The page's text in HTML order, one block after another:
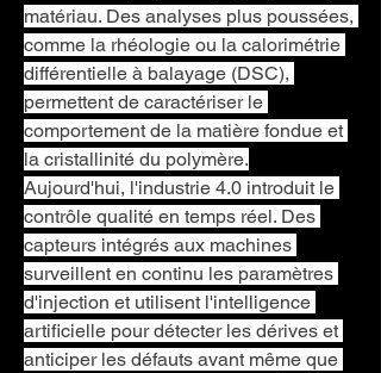
matériau. Des analyses plus poussées,
comme la rhéologie ou la calorimétrie
différentielle à balayage (DSC),
permettent de caractériser le
comportement de la matière fondue et
la cristallinité du polymère.
Aujourd'hui, l'industrie 4.0 introduit le
contrôle qualité en temps réel. Des
capteurs intégrés aux machines
surveillent en continu les paramètres
d'injection et utilisent l'intelligence
artificielle pour détecter les dérives et
anticiper les défauts avant même que